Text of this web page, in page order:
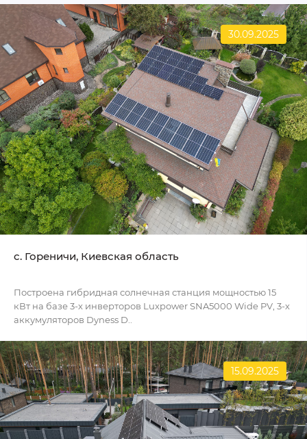
30.09.2025
c. Гореничи, Киевская область
Построена гибридная солнечная станция мощностью 15
кВт на базе 3-х инверторов Luxpower SNA5000 Wide PV, 3-х
аккумуляторов Dyness D..
15.09.2025